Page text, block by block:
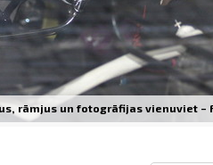
rāmjus un fotogrāfijas vienuviet –